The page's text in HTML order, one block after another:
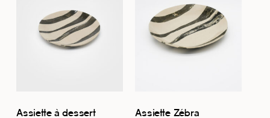
Assiette à dessert Assiette Zébra